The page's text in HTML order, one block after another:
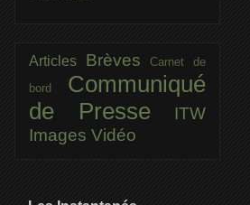
Articles BrèvesCarnet de
bord Communiqué
de Presse
ITW
Images Vidéo